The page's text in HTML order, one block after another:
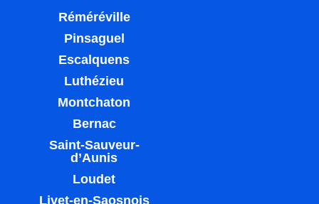
Réméréville
Pinsaguel
Escalquens
Luthézieu
Montchaton
Bernac
Saint-Sauveur-
d’Aunis
Loudet
Livet-en-Saosnois